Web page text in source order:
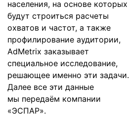
населения, на основе которых
будут строиться расчеты
охватов и частот, а также
профилирование аудитории,
AdMetrix заказывает
специальное исследование,
решающее именно эти задачи.
Далее все эти данные
мы передаём компании
«ЭСПАР».